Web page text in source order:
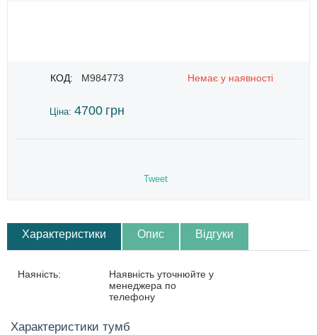
КОД: M984773 Немає у наявності
Ціна: 4700 грн
Tweet
Характеристики Опис Відгуки
Наяність:
Наявність уточнюйте у
менеджера по
телефону
Характеристики тумб